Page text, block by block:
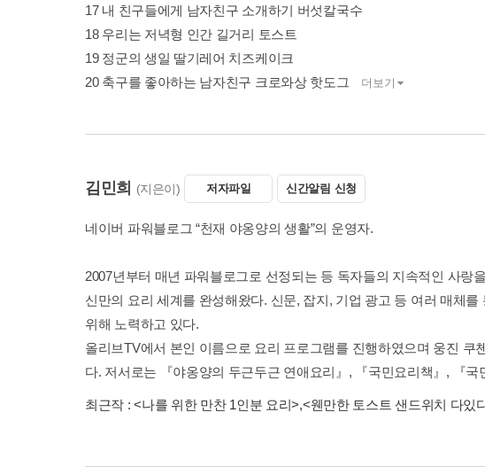
17 내 친구들에게 남자친구 소개하기 버섯칼국수
18 우리는 저녁형 인간 길거리 토스트
19 정군의 생일 딸기레어 치즈케이크
20 축구를 좋아하는 남자친구 크로와상 핫도그
더보기
김민희 (지은이) 저자파일 신간알림 신청
네이버 파워블로그 “천재 야옹양의 생활”의 운영자.
2007년부터 매년 파워블로그로 선정되는 등 독자들의 지속적인 사랑
신만의 요리 세계를 완성해왔다. 신문, 잡지, 기업 광고 등 여러 매체
위해 노력하고 있다.
올리브TV에서 본인 이름으로 요리 프로그램를 진행하였으며 웅진 쿠
다. 저서로는 『야옹양의 두근두근 연애요리』, 『국민요리책』, 『국
최근작 :<나를 위한 만찬 1인분 요리>,<웬만한 토스트 샌드위치 다있